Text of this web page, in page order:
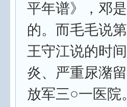
平年谱》，邓
的。而毛毛说
王守江说的时
炎、严重尿潴
放军三○一医院